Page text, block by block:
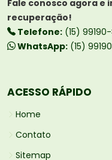
Fale conosco agora e
recuperação!
Telefone: (15)
WhatsApp: (15)
ACESSO RÁPIDO
Home
Contato
Sitemap